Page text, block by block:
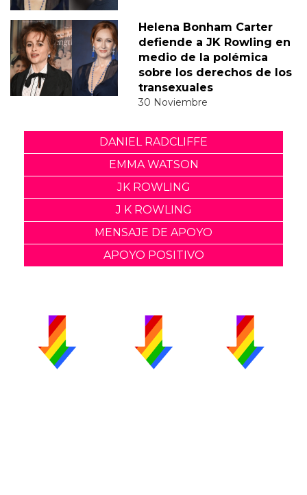
Helena Bonham Carter
defiende a JK Rowling en
medio de la polémica
sobre los derechos de los
transexuales
30 Noviembre
DANIEL RADCLIFFE
EMMA WATSON
JK ROWLING
J K ROWLING
MENSAJE DE APOYO
APOYO POSITIVO